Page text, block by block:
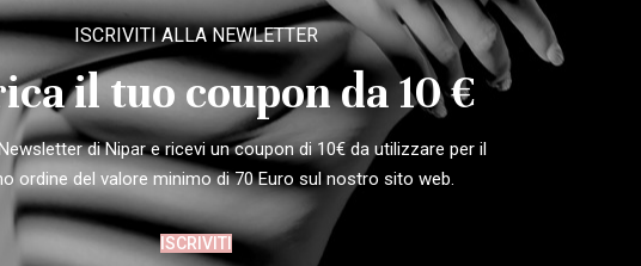
ISCRIVITI ALLA NEWLETTER
il tuo coupon da 10 €
di Nipar e ricevi un coupon di 10€ da utilizzare per il
ordine del valore minimo di 70 Euro sul nostro sito web.
ISCRIVITI